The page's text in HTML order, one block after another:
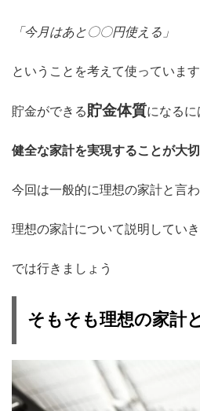
「今月はあと〇〇円使える」
ということを考えて使っています
貯金ができる貯金体質になるに
健全な家計を実現することが大
今回は一般的に理想の家計と言
理想の家計について説明してい
では行きましょう
そもそも理想の家計